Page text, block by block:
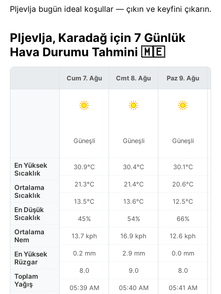
Pljevlja bugün ideal koşullar — çıkın ve keyfini çıkarın.
Pljevlja, Karadağ için 7 Günlük
Hava Durumu Tahmini 🇲🇪
En Yüksek
Sıcaklık
Ortalama
Sıcaklık
En Düşük
Sıcaklık
Ortalama
Nem
En Yüksek
Rüzgar
Toplam
Yağış
Cum 7. Ağu
Güneşli
30.9°C
21.3°C
13.5°C
45%
13.7 kph
0.2 mm
8.0
05:39 AM
Cmt 8. Ağu
Güneşli
30.4°C
21.4°C
13.6°C
54%
16.9 kph
2.9 mm
9.0
05:40 AM
Paz 9. Ağu
Güneşli
30.1°C
20.6°C
12.5°C
66%
12.6 kph
0.0 mm
8.0
05:41 AM